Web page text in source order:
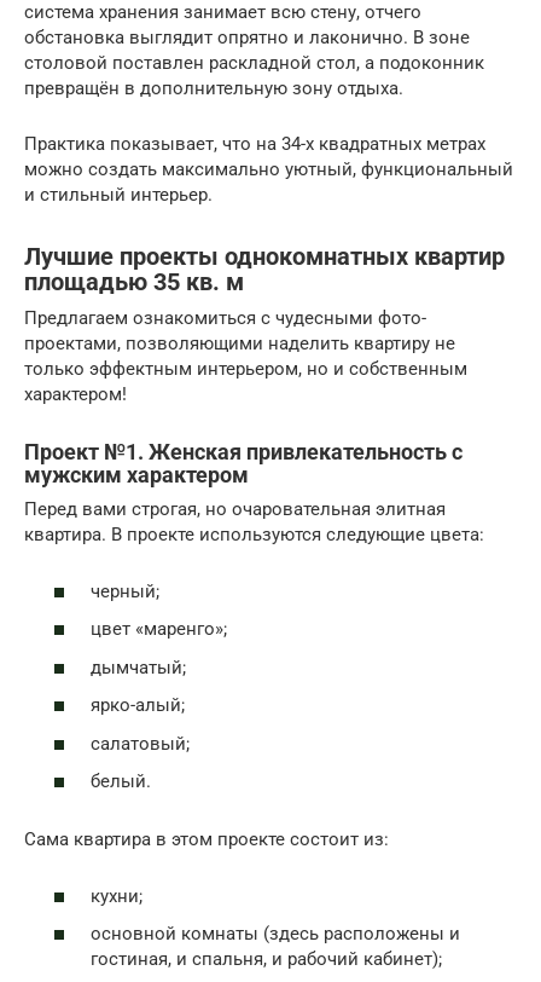
система хранения занимает всю стену, отчего
обстановка выглядит опрятно и лаконично. В зоне
столовой поставлен раскладной стол, а подоконник
превращён в дополнительную зону отдыха.
Практика показывает, что на 34-х квадратных метрах
можно создать максимально уютный, функциональный
и стильный интерьер.
Лучшие проекты однокомнатных квартир
площадью 35 кв. м
Предлагаем ознакомиться с чудесными фото-
проектами, позволяющими наделить квартиру не
только эффектным интерьером, но и собственным
характером!
Проект №1. Женская привлекательность с
мужским характером
Перед вами строгая, но очаровательная элитная
квартира. В проекте используются следующие цвета:
черный;
цвет «маренго»;
дымчатый;
ярко-алый;
салатовый;
белый.
Сама квартира в этом проекте состоит из:
кухни;
основной комнаты (здесь расположены и
гостиная, и спальня, и рабочий кабинет);